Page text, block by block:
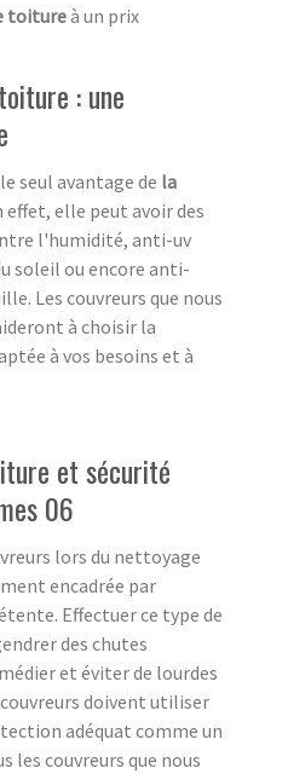
toitureà un prix
: une
seul avantage de la
effet, elle peut avoir des
l'humidité, anti-uv
soleil ou encore anti-
Les couvreurs que nous
à choisir la
à vos besoins et à
et sécurité
06
lors du nettoyage
encadrée par
Effectuer ce type de
des chutes
et éviter de lourdes
doivent utiliser
adéquat comme un
les couvreurs que nous